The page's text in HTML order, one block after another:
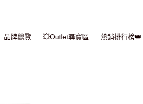
品牌總覽 💥Outlet尋寶區 熱銷排行榜👑